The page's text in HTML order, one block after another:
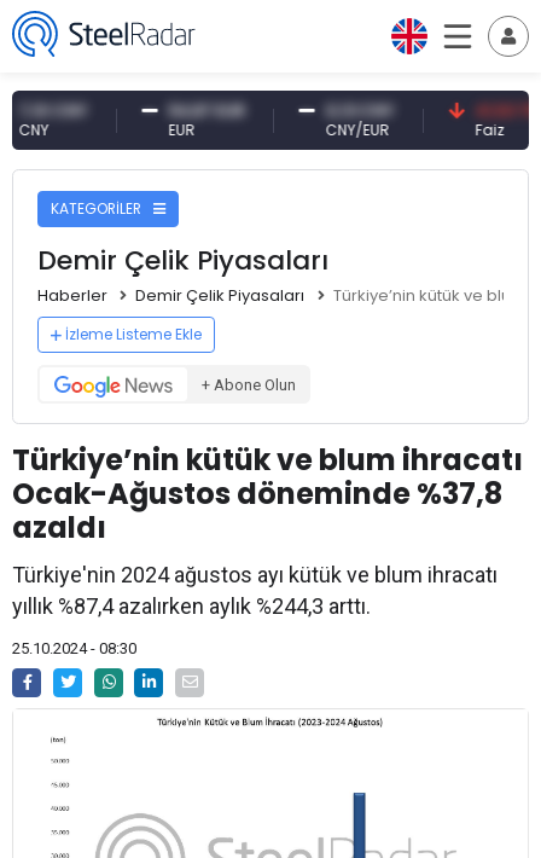
CNY 54,87 EUR 0,13 CNY
CNY/EUR
41,53 TRY
KATEGORİLER
Demir Çelik Piyasaları
Haberler Demir Çelik Piyasaları Türkiye’nin kütük ve blum
İzleme Listeme Ekle
+ Abone Olun
Türkiye’nin kütük ve blum ihracatı
Ocak-Ağustos döneminde %37,8
azaldı
Türkiye'nin 2024 ağustos ayı kütük ve blum ihracatı
yıllık %87,4 azalırken aylık %244,3 arttı.
25.10.2024 - 08:30